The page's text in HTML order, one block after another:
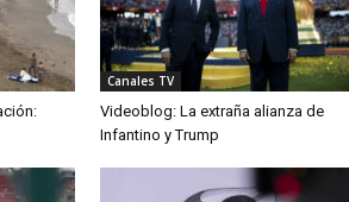
Canales TV
Videoblog: La extraña alianza de
Infantino y Trump